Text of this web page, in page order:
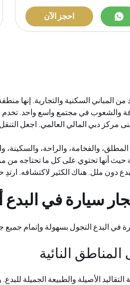
احجز الآن
من المباني السكنية والتجارية. إنها
والشعوب في مجتمع واسع واحد.
مركز دبي المالي العالمي. اجعل
المطلق، والفخامة، والراحة،
حيث أنها تحتوي على كل ما تحتاجه من
دون ملل. هناك الكثير لاكتشافه.
سيارة في
في البدع التجول بسهولة وإتمام
النائية
التقاليد الأصيلة والطبيعة الجميلة